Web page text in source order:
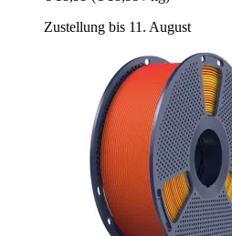
Zustellung bis 11. August